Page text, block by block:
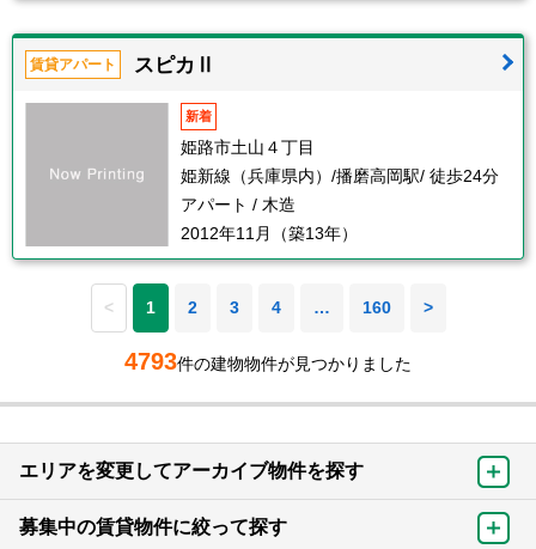
賃貸アパート スピカⅡ
新着
姫路市土山４丁目
姫新線（兵庫県内）/播磨高岡駅/ 徒歩24分
アパート / 木造
2012年11月（築13年）
< 1 2 3 4 … 160 >
4793件の建物物件が見つかりました
エリアを変更してアーカイブ物件を探す
募集中の賃貸物件に絞って探す